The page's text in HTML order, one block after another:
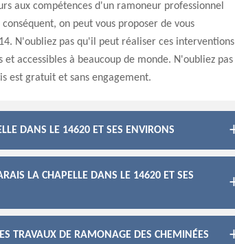
aux compétences d'un ramoneur professionnel
on peut vous proposer de vous
N'oubliez pas qu'il peut réaliser ces interventions
et accessibles à beaucoup de monde. N'oubliez pas
est gratuit et sans engagement.
DANS LE 14620 ET SES ENVIRONS
LA CHAPELLE DANS LE 14620 ET SES
TRAVAUX DE RAMONAGE DES CHEMINÉES